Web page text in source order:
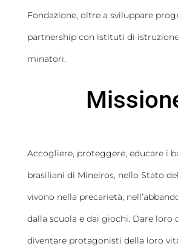
Fondazione, oltre a sviluppare
partnership con istituti di
minatori.
Accogliere, proteggere, educare i
brasiliani di Mineiros, nello Stato
vivono nella precarietà,
dalla scuola e dai giochi. Dare loro
diventare protagonisti della loro